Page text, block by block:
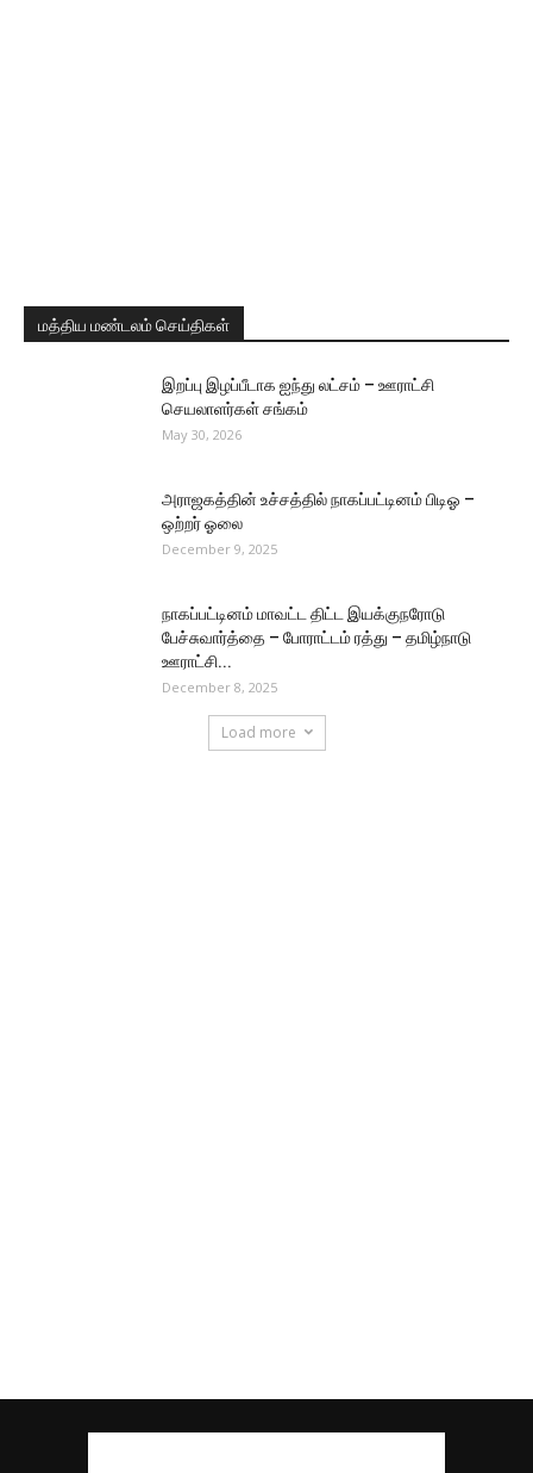
மத்திய மண்டலம் செய்திகள்
இறப்பு இழப்பீடாக ஐந்து லட்சம் – ஊராட்சி
செயலாளர்கள் சங்கம்
May 30, 2026
அராஜகத்தின் உச்சத்தில் நாகப்பட்டினம் பிடிஓ –
ஒற்றர் ஓலை
December 9, 2025
நாகப்பட்டினம் மாவட்ட திட்ட இயக்குநரோடு
பேச்சுவார்த்தை – போராட்டம் ரத்து – தமிழ்நாடு
ஊராட்சி...
December 8, 2025
Load more